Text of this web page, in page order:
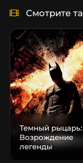
Смотрите
Темный рыцарь:
Возрождение
легенды